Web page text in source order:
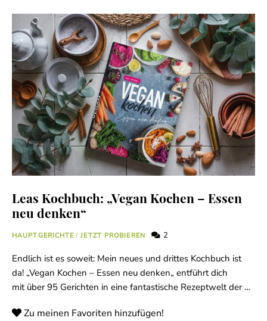
Leas Kochbuch: „Vegan Kochen – Essen
neu denken“
HAUPTGERICHTE / JETZT PROBIEREN 2
Endlich ist es soweit: Mein neues und drittes Kochbuch ist
da! „Vegan Kochen – Essen neu denken„ entführt dich
mit über 95 Gerichten in eine fantastische Rezeptwelt der …
Zu meinen Favoriten hinzufügen!